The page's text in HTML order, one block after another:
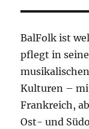
BalFolk ist
pflegt in
Kulturen –
Frankreich,
Ost- und